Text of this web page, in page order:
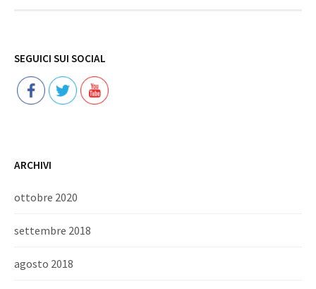
SEGUICI SUI SOCIAL
ARCHIVI
ottobre 2020
settembre 2018
agosto 2018